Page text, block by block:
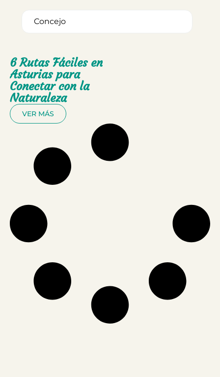
6 Rutas Fáciles en
Asturias para
Conectar con la
Naturaleza
VER MÁS